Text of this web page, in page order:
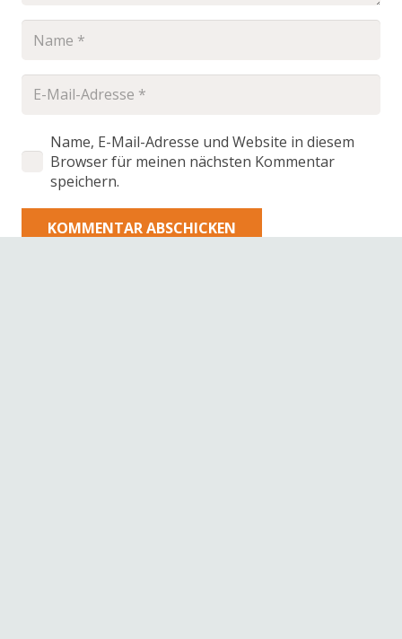
Name, E-Mail-Adresse und Website in diesem
Browser für meinen nächsten Kommentar
speichern.
KOMMENTAR ABSCHICKEN